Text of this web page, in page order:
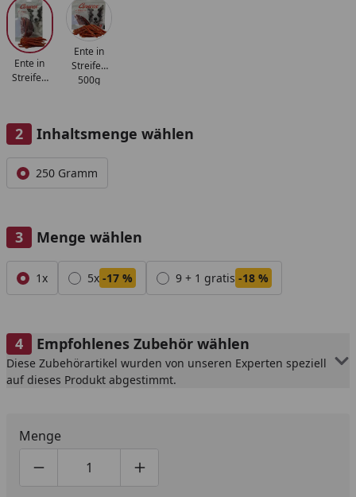
Ente in
Streifen
Ente in
Streifen
500g
Inhaltsmenge wählen
Alle anzeigen (1)
250 Gramm
Menge wählen
Alle anzeigen (3)
1x 5x -17 % 9 + 1 gratis -18 %
Empfohlenes Zubehör wählen
Diese Zubehörartikel wurden von unseren Experten speziell
auf dieses Produkt abgestimmt.
Menge
Produktmenge um eins verringern
Produktmenge manuell eingeben
Produktmenge um eins erhöhen